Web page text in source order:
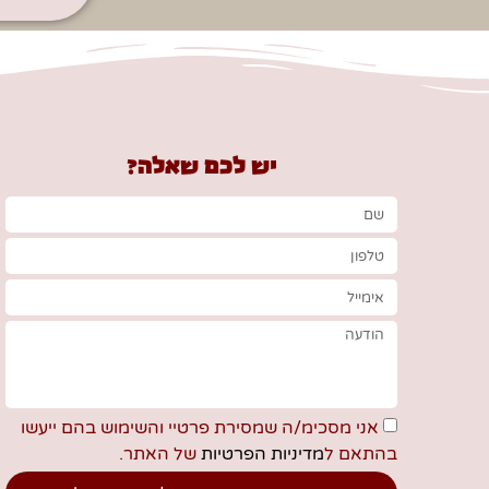
יש לכם שאלה?
אני מסכימ/ה שמסירת פרטיי והשימוש בהם ייעשו
בהתאם למדיניות הפרטיותשל האתר.